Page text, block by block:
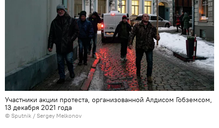
Участники акции протеста, организованной Алдисом Гобземсом,
13 декабря 2021 года
© Sputnik / Sergey Melkonov